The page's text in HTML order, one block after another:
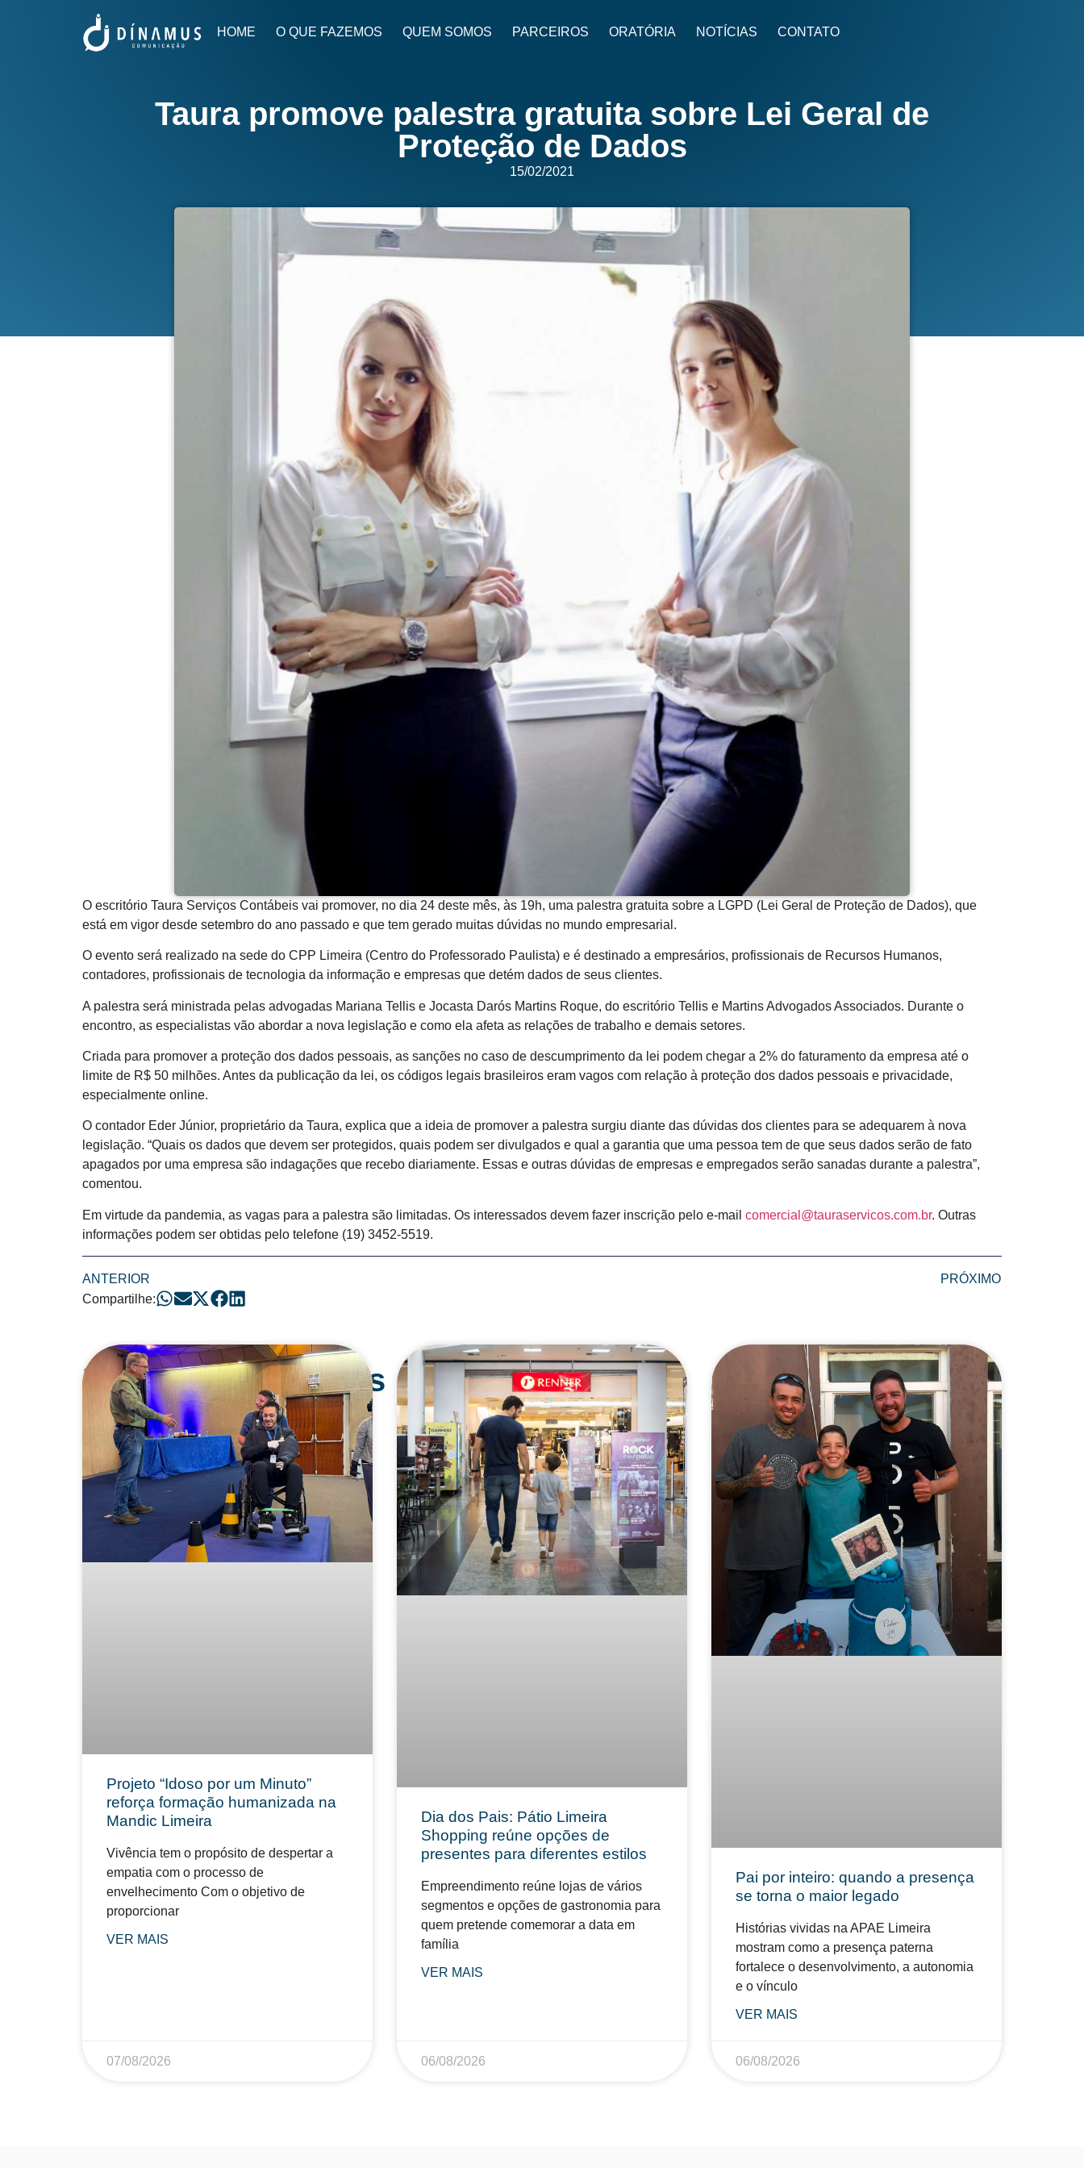
HOME O QUE FAZEMOS QUEM SOMOS PARCEIROS ORATÓRIA NOTÍCIAS CONTATO
Taura promove palestra gratuita sobre Lei Geral de
Proteção de Dados
15/02/2021
O escritório Taura Serviços Contábeis vai promover, no dia 24 deste mês, às 19h, uma palestra gratuita sobre a LGPD (Lei Geral de Proteção de Dados), que
está em vigor desde setembro do ano passado e que tem gerado muitas dúvidas no mundo empresarial.
O evento será realizado na sede do CPP Limeira (Centro do Professorado Paulista) e é destinado a empresários, profissionais de Recursos Humanos,
contadores, profissionais de tecnologia da informação e empresas que detém dados de seus clientes.
A palestra será ministrada pelas advogadas Mariana Tellis e Jocasta Darós Martins Roque, do escritório Tellis e Martins Advogados Associados. Durante o
encontro, as especialistas vão abordar a nova legislação e como ela afeta as relações de trabalho e demais setores.
Criada para promover a proteção dos dados pessoais, as sanções no caso de descumprimento da lei podem chegar a 2% do faturamento da empresa até o
limite de R$ 50 milhões. Antes da publicação da lei, os códigos legais brasileiros eram vagos com relação à proteção dos dados pessoais e privacidade,
especialmente online.
O contador Eder Júnior, proprietário da Taura, explica que a ideia de promover a palestra surgiu diante das dúvidas dos clientes para se adequarem à nova
legislação. “Quais os dados que devem ser protegidos, quais podem ser divulgados e qual a garantia que uma pessoa tem de que seus dados serão de fato
apagados por uma empresa são indagações que recebo diariamente. Essas e outras dúvidas de empresas e empregados serão sanadas durante a palestra”,
comentou.
Em virtude da pandemia, as vagas para a palestra são limitadas. Os interessados devem fazer inscrição pelo e-mail comercial@tauraservicos.com.br. Outras
informações podem ser obtidas pelo telefone (19) 3452-5519.
ANTERIOR
PRÓXIMO
Compartilhe:
Posts Relacionados
Projeto “Idoso por um Minuto”
reforça formação humanizada na
Mandic Limeira
Vivência tem o propósito de despertar a
empatia com o processo de
envelhecimento Com o objetivo de
proporcionar
VER MAIS
07/08/2026
Dia dos Pais: Pátio Limeira
Shopping reúne opções de
presentes para diferentes estilos
Empreendimento reúne lojas de vários
segmentos e opções de gastronomia para
quem pretende comemorar a data em
família
VER MAIS
06/08/2026
Pai por inteiro: quando a presença
se torna o maior legado
Histórias vividas na APAE Limeira
mostram como a presença paterna
fortalece o desenvolvimento, a autonomia
e o vínculo
VER MAIS
06/08/2026